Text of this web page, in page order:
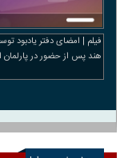
فیلم | امضای دفتر یادبود
هند پس از حضور در پارلمان